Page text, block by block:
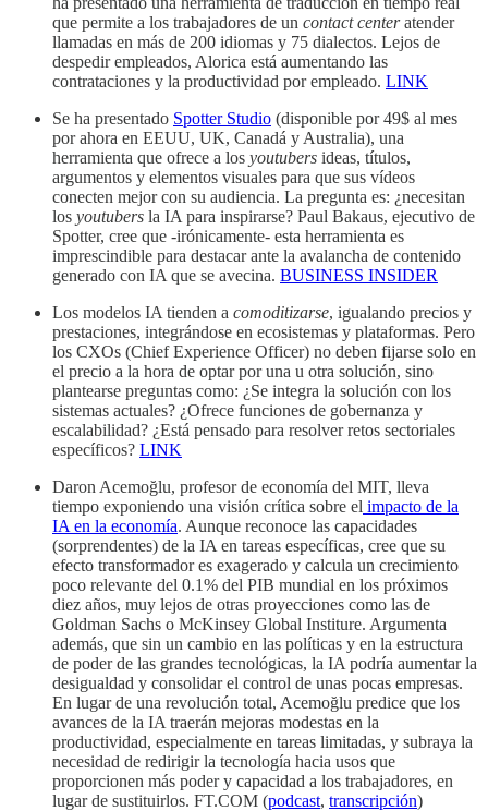
que permite a los trabajadores de un contact centeratender
llamadas en más de 200 idiomas y 75 dialectos. Lejos de
despedir empleados, Alorica está aumentando las
contrataciones y la productividad por empleado. LINK
Se ha presentado Spotter Studio (disponible por 49$ al mes
por ahora en EEUU, UK, Canadá y Australia), una
herramienta que ofrece a los youtubers ideas, títulos,
argumentos y elementos visuales para que sus vídeos
conecten mejor con su audiencia. La pregunta es: ¿necesitan
los youtubers la IA para inspirarse? Paul Bakaus, ejecutivo de
Spotter, cree que -irónicamente- esta herramienta es
imprescindible para destacar ante la avalancha de contenido
generado con IA que se avecina. BUSINESS INSIDER
Los modelos IA tienden a comoditizarse, igualando precios y
prestaciones, integrándose en ecosistemas y plataformas. Pero
los CXOs (Chief Experience Officer) no deben fijarse solo en
el precio a la hora de optar por una u otra solución, sino
plantearse preguntas como: ¿Se integra la solución con los
sistemas actuales? ¿Ofrece funciones de gobernanza y
escalabilidad? ¿Está pensado para resolver retos sectoriales
específicos? LINK
Daron Acemoğlu, profesor de economía del MIT, lleva
tiempo exponiendo una visión crítica sobre el impacto de la
IA en la economía. Aunque reconoce las capacidades
(sorprendentes) de la IA en tareas específicas, cree que su
efecto transformador es exagerado y calcula un crecimiento
poco relevante del 0.1% del PIB mundial en los próximos
diez años, muy lejos de otras proyecciones como las de
Goldman Sachs o McKinsey Global Institure. Argumenta
además, que sin un cambio en las políticas y en la estructura
de poder de las grandes tecnológicas, la IA podría aumentar la
desigualdad y consolidar el control de unas pocas empresas.
En lugar de una revolución total, Acemoğlu predice que los
avances de la IA traerán mejoras modestas en la
productividad, especialmente en tareas limitadas, y subraya la
necesidad de redirigir la tecnología hacia usos que
proporcionen más poder y capacidad a los trabajadores, en
lugar de sustituirlos. FT.COM (podcast, transcripción)